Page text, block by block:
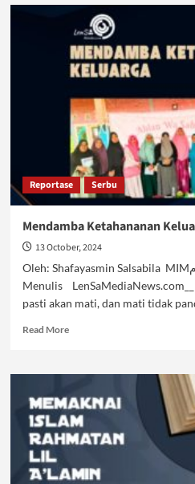
Ada
dengan
Chingu?
Reportase Serbu
Mendamba Ketahananan
13 October, 2024
Oleh: Shafayasmin Salsabila MIMم_Muslimah Indramayu
Menulis
pasti akan mati, dan mati tidak
Read MoreRead
Mendamba
Keluarga